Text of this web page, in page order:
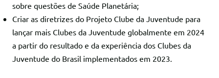
sobre questões de Saúde Planetária;
Criar as diretrizes do Projeto Clube da Juventude para
lançar mais Clubes da Juventude globalmente em 2024
a partir do resultado e da experiência dos Clubes da
Juventude do Brasil implementados em 2023.